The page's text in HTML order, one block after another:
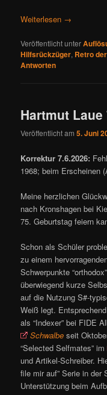
Weiterlesen →
Veröffentlicht unter
Hilfsrückzüger, Retro
Antworten
Hartmut Laue
Veröffentlicht am5. Juni
Korrektur 7.6.2026:
1968; beim Erscheinen
Meine herzlichen
nach Kronshagen bei
75. Geburtstag feiern
Schon als Schüler
zu einem
Schwerpunkte
überwiegend kurze
auf die Nutzung S#-
Weiß legt.
als “Indexer” bei FIDE
Schwalbe seit
“Selected Selfmates” im
und Artikel-Schreiber.
file mir auf” Serie in der
Unterstützung beim